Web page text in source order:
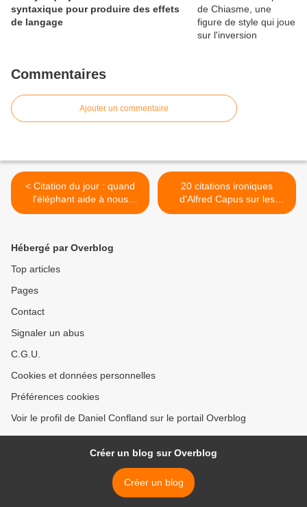
syntaxique pour produire des effets
de langage
Commentaires
Ajouter un commentaire
< Citation du jour : quand
l'éléphant aide à nous
remonter le moral...
20 citations ironiques
d'Alfred Capus sur les
femmes, leurs maris et le
Hébergé par Overblog
Top articles
Pages
Contact
Signaler un abus
C.G.U.
Cookies et données personnelles
Préférences cookies
Voir le profil de Daniel Confland sur le portail Overblog
Créer un blog sur Overblog
Créer un blog